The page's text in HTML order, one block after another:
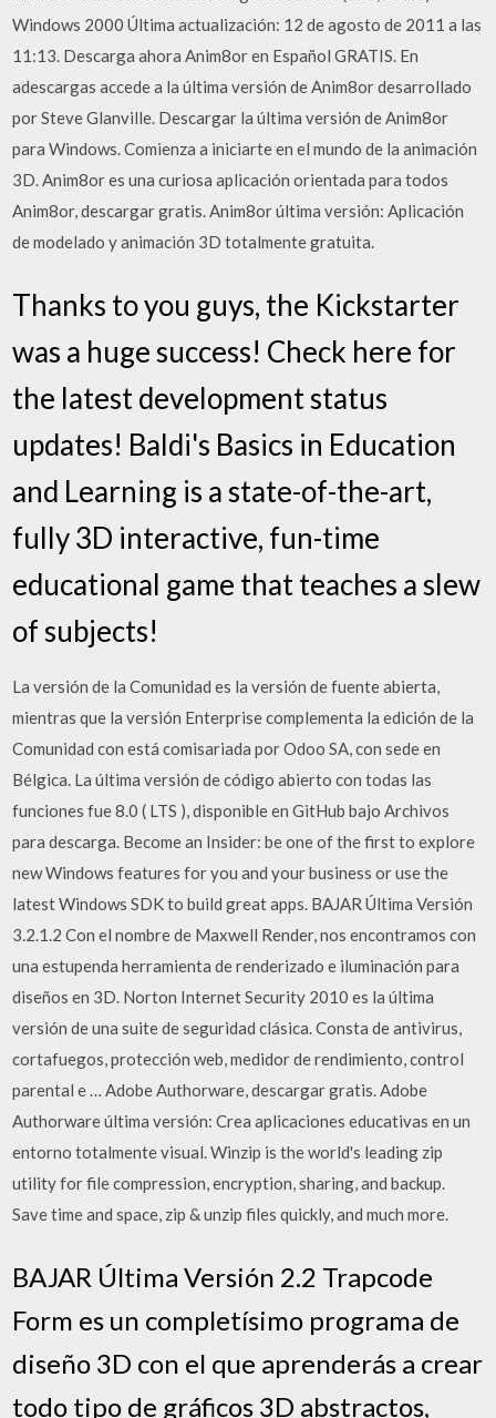
Windows 2000 Última actualización: 12 de agosto de 2011 a las
11:13. Descarga ahora Anim8or en Español GRATIS. En
adescargas accede a la última versión de Anim8or desarrollado
por Steve Glanville. Descargar la última versión de Anim8or
para Windows. Comienza a iniciarte en el mundo de la animación
3D. Anim8or es una curiosa aplicación orientada para todos
Anim8or, descargar gratis. Anim8or última versión: Aplicación
de modelado y animación 3D totalmente gratuita.
Thanks to you guys, the Kickstarter
was a huge success! Check here for
the latest development status
updates! Baldi's Basics in Education
and Learning is a state-of-the-art,
fully 3D interactive, fun-time
educational game that teaches a slew
of subjects!
La versión de la Comunidad es la versión de fuente abierta,
mientras que la versión Enterprise complementa la edición de la
Comunidad con está comisariada por Odoo SA, con sede en
Bélgica. La última versión de código abierto con todas las
funciones fue 8.0 ( LTS ), disponible en GitHub bajo Archivos
para descarga. Become an Insider: be one of the first to explore
new Windows features for you and your business or use the
latest Windows SDK to build great apps. BAJAR Última Versión
3.2.1.2 Con el nombre de Maxwell Render, nos encontramos con
una estupenda herramienta de renderizado e iluminación para
diseños en 3D. Norton Internet Security 2010 es la última
versión de una suite de seguridad clásica. Consta de antivirus,
cortafuegos, protección web, medidor de rendimiento, control
parental e … Adobe Authorware, descargar gratis. Adobe
Authorware última versión: Crea aplicaciones educativas en un
entorno totalmente visual. Winzip is the world's leading zip
utility for file compression, encryption, sharing, and backup.
Save time and space, zip & unzip files quickly, and much more.
BAJAR Última Versión 2.2 Trapcode
Form es un completísimo programa de
diseño 3D con el que aprenderás a crear
todo tipo de gráficos 3D abstractos,